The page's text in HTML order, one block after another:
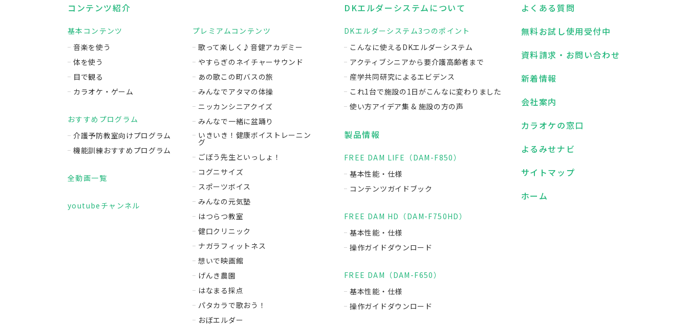
コンテンツ紹介
基本コンテンツ
音楽を使う
体を使う
目で観る
カラオケ・ゲーム
おすすめプログラム
介護予防教室向けプログラム
機能訓練おすすめプログラム
全動画一覧
youtubeチャンネル
プレミアムコンテンツ
歌って楽しく♪音健アカデミー
やすらぎのネイチャーサウンド
あの歌この町バスの旅
みんなでアタマの体操
ニッカンシニアクイズ
みんなで一緒に盆踊り
いきいき！健康ボイストレーニン
グ
ごぼう先生といっしょ！
コグニサイズ
スポーツボイス
みんなの元気塾
はつらつ教室
健口クリニック
ナガラフィットネス
想いで映画館
げんき農園
はなまる採点
パタカラで歌おう！
おぼエルダー
DKエルダーシステムについて
DKエルダーシステム3つのポイント
こんなに使えるDKエルダーシステム
アクティブシニアから要介護高齢者まで
産学共同研究によるエビデンス
これ1台で施設の1日がこんなに変わりました
使い方アイデア集 & 施設の方の声
製品情報
FREE DAM LIFE（DAM-F850）
基本性能・仕様
コンテンツガイドブック
FREE DAM HD（DAM-F750HD）
基本性能・仕様
操作ガイドダウンロード
FREE DAM（DAM-F650）
基本性能・仕様
操作ガイドダウンロード
よくある質問
無料お試し使用受付中
資料請求・お問い合わせ
新着情報
会社案内
カラオケの窓口
よるみせナビ
サイトマップ
ホーム